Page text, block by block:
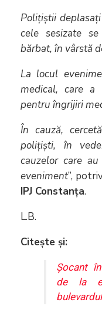
Polițiștii
cele sesizate
bărbat, în vârstă
La locul
medical, care
pentru îngrijiri
În cauză,
polițiști, în
cauzelor care
eveniment”,
IPJ Constanța.
L.B.
Citește și:
Șocant
de la